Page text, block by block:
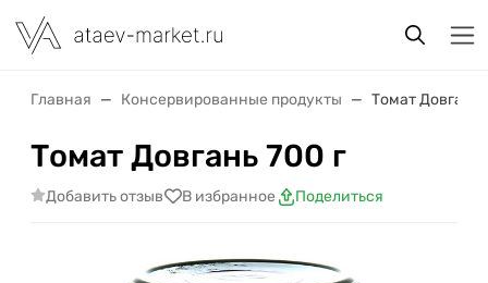
Главная Консервированные продукты Томат Довгань
Томат Довгань 700 г
Добавить отзыв В избранное Поделиться